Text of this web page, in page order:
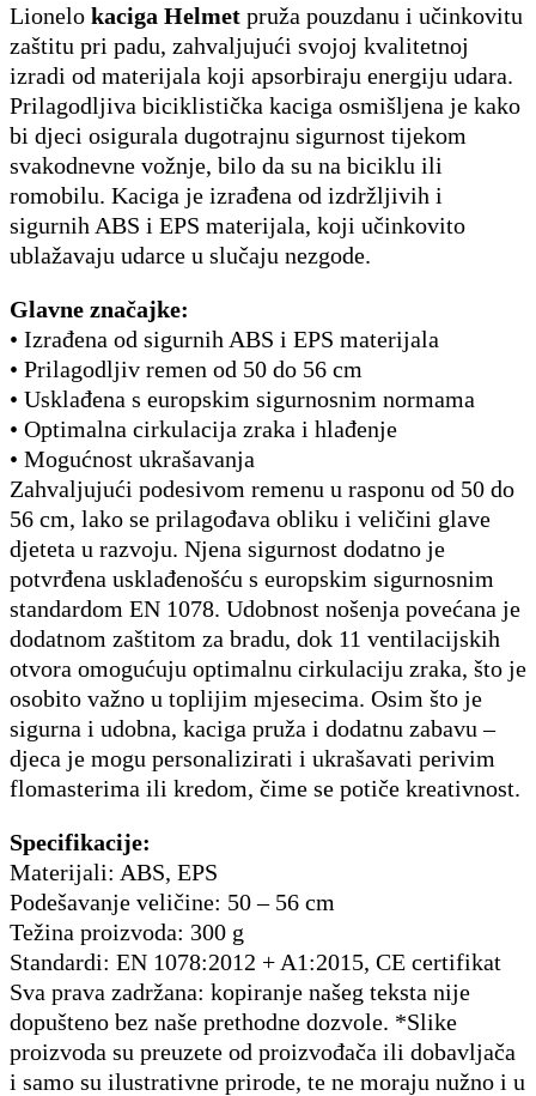
30.90 €.
Lionelo kaciga Helmet pruža pouzdanu i učinkovitu
zaštitu pri padu, zahvaljujući svojoj kvalitetnoj
izradi od materijala koji apsorbiraju energiju udara.
Prilagodljiva biciklistička kaciga osmišljena je kako
bi djeci osigurala dugotrajnu sigurnost tijekom
svakodnevne vožnje, bilo da su na biciklu ili
romobilu. Kaciga je izrađena od izdržljivih i
sigurnih ABS i EPS materijala, koji učinkovito
ublažavaju udarce u slučaju nezgode.
Glavne značajke:
• Izrađena od sigurnih ABS i EPS materijala
• Prilagodljiv remen od 50 do 56 cm
• Usklađena s europskim sigurnosnim normama
• Optimalna cirkulacija zraka i hlađenje
• Mogućnost ukrašavanja
Zahvaljujući podesivom remenu u rasponu od 50 do
56 cm, lako se prilagođava obliku i veličini glave
djeteta u razvoju. Njena sigurnost dodatno je
potvrđena usklađenošću s europskim sigurnosnim
standardom EN 1078. Udobnost nošenja povećana je
dodatnom zaštitom za bradu, dok 11 ventilacijskih
otvora omogućuju optimalnu cirkulaciju zraka, što je
osobito važno u toplijim mjesecima. Osim što je
sigurna i udobna, kaciga pruža i dodatnu zabavu –
djeca je mogu personalizirati i ukrašavati perivim
flomasterima ili kredom, čime se potiče kreativnost.
Specifikacije:
Materijali: ABS, EPS
Podešavanje veličine: 50 – 56 cm
Težina proizvoda: 300 g
Standardi: EN 1078:2012 + A1:2015, CE certifikat
Sva prava zadržana: kopiranje našeg teksta nije
dopušteno bez naše prethodne dozvole. *Slike
proizvoda su preuzete od proizvođača ili dobavljača
i samo su ilustrativne prirode, te ne moraju nužno i u